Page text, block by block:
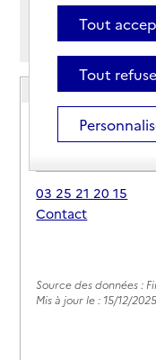
Afficher les résultats
Mode liste
EHPAD
Adresse
17 avenue Clotilde
10170-Méry-sur-
03 25 21 20 15
Contact
Source des données :
Mis à jour le : 15/12/2025
Tout
Tout